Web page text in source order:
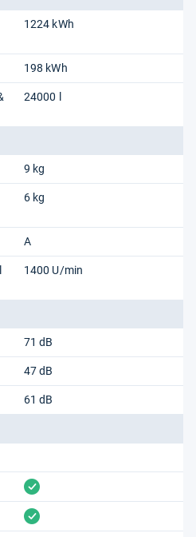
1224 kWh
198 kWh
24000 l
9 kg
6 kg
A
1400 U/min
71 dB
47 dB
61 dB
vorhanden
vorhanden